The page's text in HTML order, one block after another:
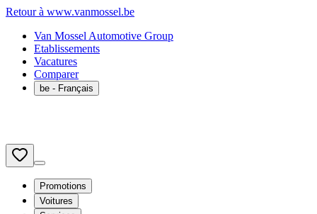
Retour à www.vanmossel.be
Van Mossel Automotive Group
Etablissements
Vacatures
Comparer
be - Français
Promotions
Voitures